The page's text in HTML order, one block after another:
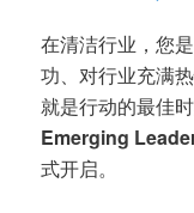
在清洁行业，您
功、对行业充满
就是行动的最佳
Emerging
式开启。